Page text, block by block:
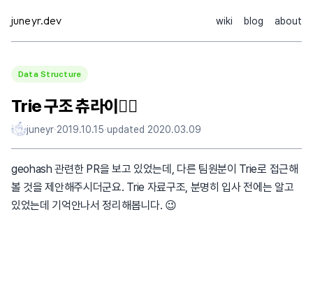
to
content
juneyr.dev wiki blog about
Data Structure
Trie 구조 츄라이🙆‍♀️
juneyr·2019.10.15·updated 2020.03.09
geohash 관련한 PR을 보고 있었는데, 다른 팀원분이 Trie로 접근해
볼 것을 제안해주시더군요. Trie 자료구조, 분명히 입사 전에는 알고
있었는데 기억안나서 정리해봅니다. 😉